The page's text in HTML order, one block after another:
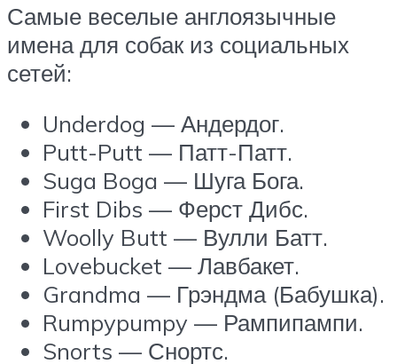
Самые веселые англоязычные
имена для собак из социальных
сетей:
Underdog — Андердог.
Putt-Putt — Патт-Патт.
Suga Boga — Шуга Бога.
First Dibs — Ферст Дибс.
Woolly Butt — Вулли Батт.
Lovebucket — Лавбакет.
Grandma — Грэндма (Бабушка).
Rumpypumpy — Рампипампи.
Snorts — Снортс.